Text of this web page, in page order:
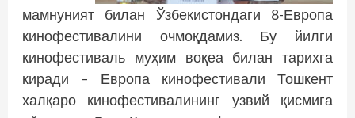
мамнуният билан Ўзбекистондаги 8-Европа
кинофестивалини очмоқдамиз. Бу йилги
кинофестиваль муҳим воқеа билан тарихга
киради – Европа кинофестивали Тошкент
халқаро кинофестивалининг узвий қисмига